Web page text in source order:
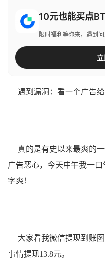
10元也能买点
限时福利等你来，遇到
遇到漏洞：看一个广告给
真的是有史以来最爽的一
广告恶心，今天中午我一
字爽！
大家看我微信提现到账图
事情提现13.8元。